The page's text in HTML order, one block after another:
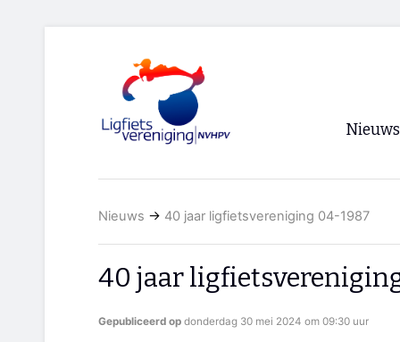
Nieuws
RSS
Nieuws → 40 jaar ligfietsvereniging 04-1987
40 jaar
Gepubliceerd op donderdag 30 mei 2024 om 09:30 uur